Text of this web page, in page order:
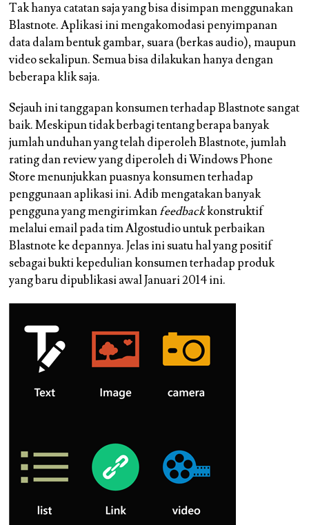
Tak hanya catatan saja yang bisa disimpan menggunakan
Blastnote. Aplikasi ini mengakomodasi penyimpanan
data dalam bentuk gambar, suara (berkas audio), maupun
video sekalipun. Semua bisa dilakukan hanya dengan
beberapa klik saja.
Sejauh ini tanggapan konsumen terhadap Blastnote sangat
baik. Meskipun tidak berbagi tentang berapa banyak
jumlah unduhan yang telah diperoleh Blastnote, jumlah
rating dan review yang diperoleh di Windows Phone
Store menunjukkan puasnya konsumen terhadap
penggunaan aplikasi ini. Adib mengatakan banyak
pengguna yang mengirimkanfeedbackkonstruktif
melalui email pada tim Algostudio untuk perbaikan
Blastnote ke depannya. Jelas ini suatu hal yang positif
sebagai bukti kepedulian konsumen terhadap produk
yang baru dipublikasi awal Januari 2014 ini.